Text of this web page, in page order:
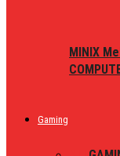
MINIX
Gaming